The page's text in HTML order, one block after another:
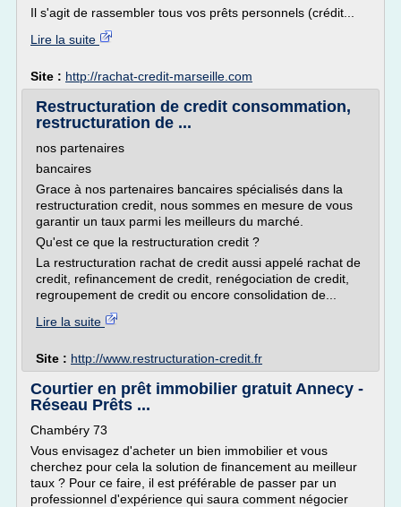
Il s'agit de rassembler tous vos prêts personnels (crédit...
Lire la suite
Site : http://rachat-credit-marseille.com
Restructuration de credit consommation,
restructuration de ...
nos partenaires
bancaires
Grace à nos partenaires bancaires spécialisés dans la
restructuration credit, nous sommes en mesure de vous
garantir un taux parmi les meilleurs du marché.
Qu'est ce que la restructuration credit ?
La restructuration rachat de credit aussi appelé rachat de
credit, refinancement de credit, renégociation de credit,
regroupement de credit ou encore consolidation de...
Lire la suite
Site : http://www.restructuration-credit.fr
Courtier en prêt immobilier gratuit Annecy -
Réseau Prêts ...
Chambéry 73
Vous envisagez d'acheter un bien immobilier et vous
cherchez pour cela la solution de financement au meilleur
taux ? Pour ce faire, il est préférable de passer par un
professionnel d'expérience qui saura comment négocier